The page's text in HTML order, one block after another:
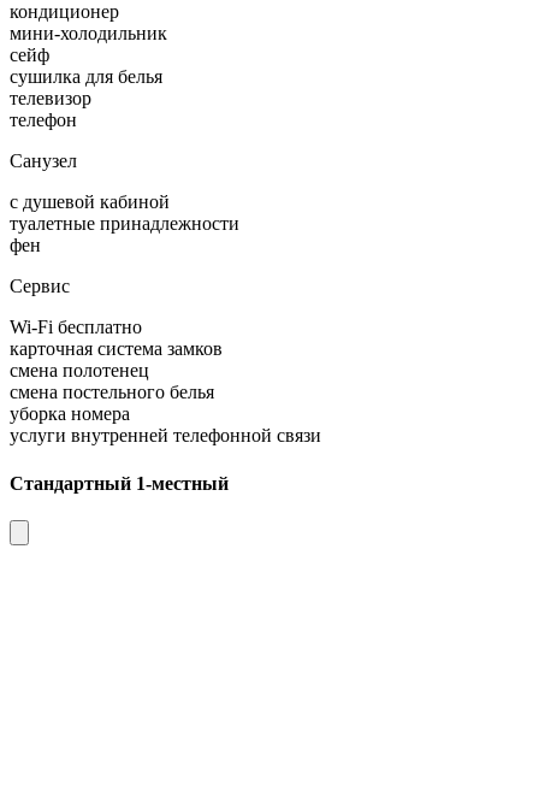
кондиционер
мини-холодильник
сейф
сушилка для белья
телевизор
телефон
Санузел
с душевой кабиной
туалетные принадлежности
фен
Сервис
Wi-Fi бесплатно
карточная система замков
смена полотенец
смена постельного белья
уборка номера
услуги внутренней телефонной связи
Стандартный 1-местный